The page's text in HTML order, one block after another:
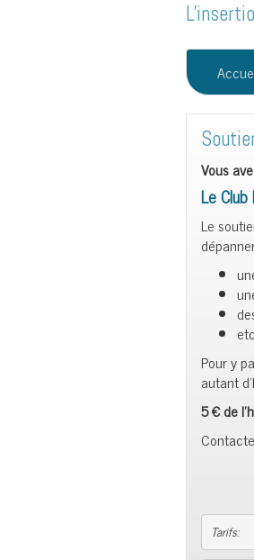
Vous
Le
Le
etc
Pour y
autant
5 € de
Tarifs: